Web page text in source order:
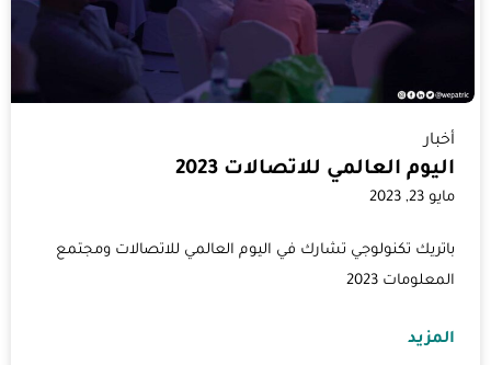
أخبار
اليوم العالمي للاتصالات 2023
مايو 23, 2023
باتريك تكنولوجي تشارك في اليوم العالمي للاتصالات ومجتمع
المعلومات 2023
المزيد